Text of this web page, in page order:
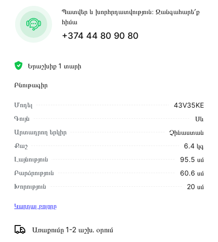
Երաշխիք 1 տարի
Բնութագիր
Մոդել
43V35KE
Գույն
Սև
Արտադրող երկիր
Չինաստան
Քաշ
6.4 կգ
Լայնություն
95․5 սմ
Բարձրություն
60․6 սմ
Խորություն
20 սմ
Կարդալ բոլորը
Առաքումը 1-2 աշխ․ օրում
Պատվեր և խորհրդատվություն։ Զանգահարե՛ք
հիմա
+374 44 80 90 80